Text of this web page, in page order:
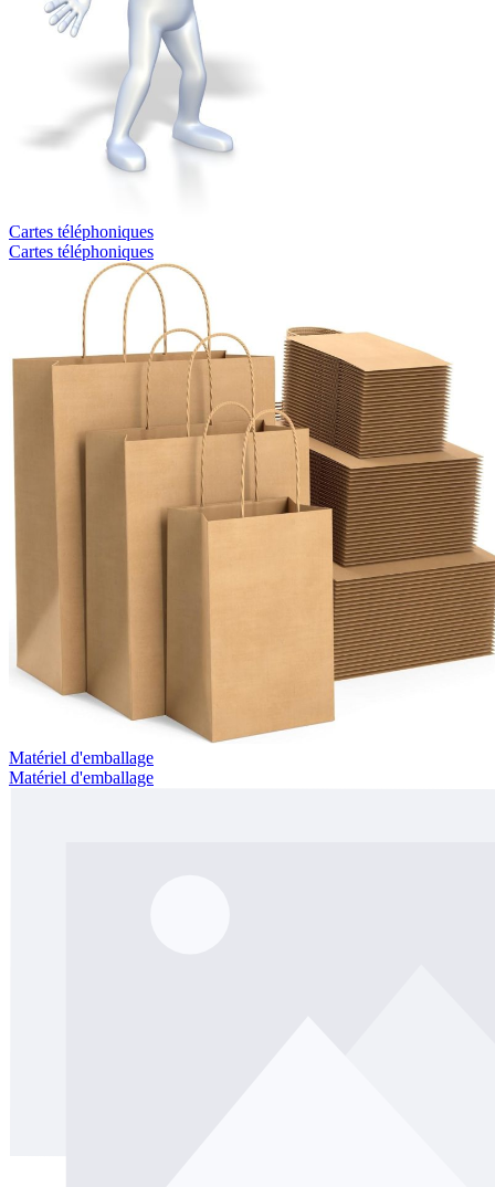
Cartes téléphoniques
Cartes téléphoniques
Matériel d'emballage
Matériel d'emballage